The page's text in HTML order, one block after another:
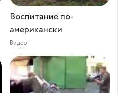
Воспитание по-
американски
Видео